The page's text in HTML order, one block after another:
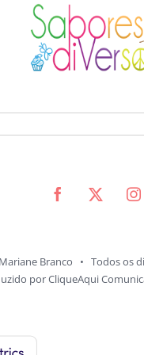
Branco • Todos os
porCliqueAqui